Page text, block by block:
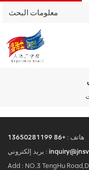
هاتف : +86 13650281199
بريد إلكتروني :
Add : NO.3 TengHu